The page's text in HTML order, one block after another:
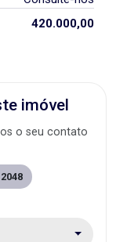
420.000,00
imóvel
o seu contato